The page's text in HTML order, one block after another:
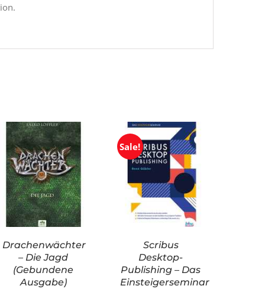
Drachenwächter
– Die Jagd
(Gebundene
Ausgabe)
Sale!
Scribus
Desktop-
Publishing – Das
Einsteigerseminar